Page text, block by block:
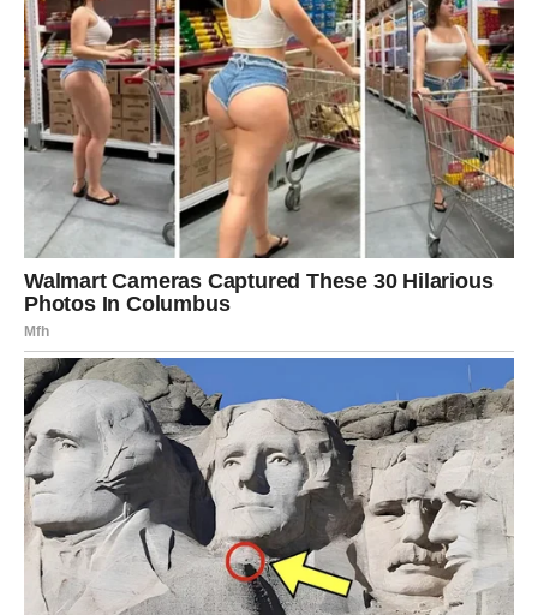
zdravlja. Sretne mačke imaju opuštene uši, mekan pogled i
lagane pokrete. Ako se vaša mačka često trlja o vas, to znači
da se osjeća sigurno i zadovoljno. Često ćete primijetiti da se
trlja i o namještaj, zidove ili druge kućne ljubimce – to je način
da obilježi svoj prostor i jasno pokaže da je sve oko njega dio
njegovog svijeta.
Ako mačka iznenada prestane s ovim ponašanjem, to